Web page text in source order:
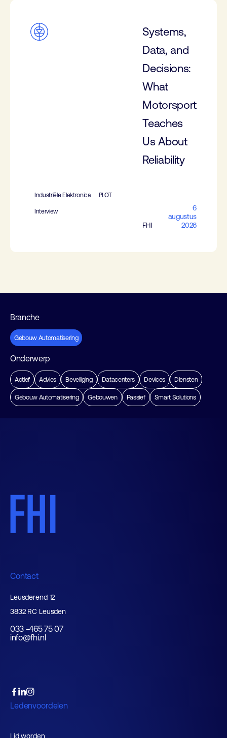
Branche
Gebouw Automatisering
Onderwerp
Actief Advies Beveiliging Datacenters Devices Diensten
Gebouw Automatisering Gebouwen Passief Smart Solutions
Systems,
Data, and
Decisions:
What
Motorsport
Teaches
Us About
Reliability
Industriële Elektronica PLOT
Interview
FHI
6
augustus
2026
Contact
Leusderend 12
3832 RC Leusden
033 -465 75 07
info@fhi.nl
Ledenvoordelen
Lid worden